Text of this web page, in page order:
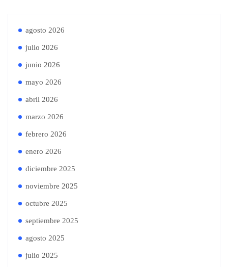
agosto 2026
julio 2026
junio 2026
mayo 2026
abril 2026
marzo 2026
febrero 2026
enero 2026
diciembre 2025
noviembre 2025
octubre 2025
septiembre 2025
agosto 2025
julio 2025